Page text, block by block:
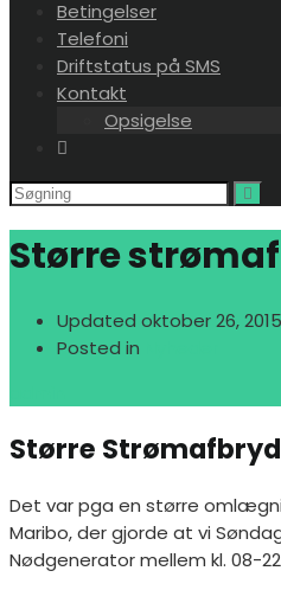
Betingelser
Telefoni
Driftstatus på SMS
Kontakt
Opsigelse
Større
Updated oktober 26, 2015
Posted in
Større
Det var pga en større
Maribo, der gjorde at vi
Nødgenerator mellem kl. 08-22